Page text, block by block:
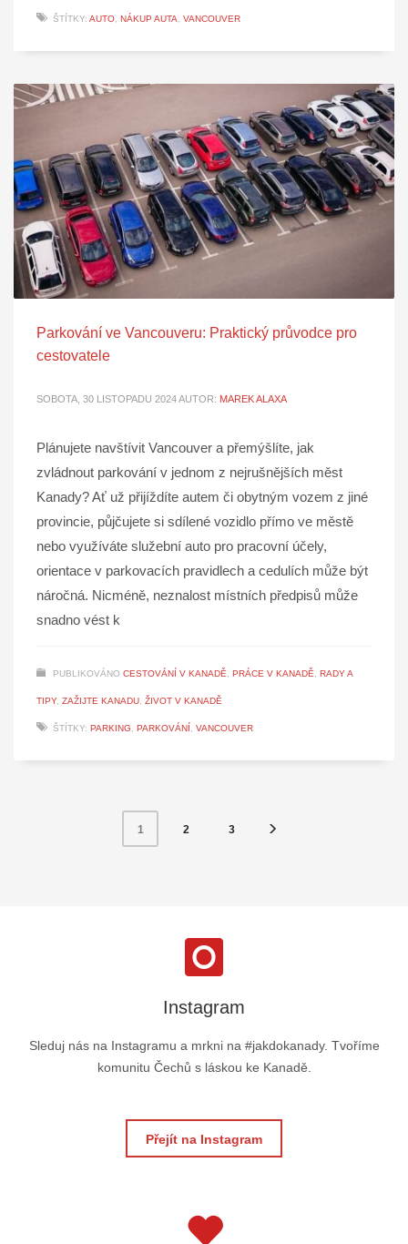
ŠTÍTKY: AUTO, NÁKUP AUTA, VANCOUVER
Parkování ve Vancouveru: Praktický průvodce pro
cestovatele
SOBOTA, 30 LISTOPADU 2024AUTOR: MAREK ALAXA
Plánujete navštívit Vancouver a přemýšlíte, jak
zvládnout parkování v jednom z nejrušnějších měst
Kanady? Ať už přijíždíte autem či obytným vozem z jiné
provincie, půjčujete si sdílené vozidlo přímo ve městě
nebo využíváte služební auto pro pracovní účely,
orientace v parkovacích pravidlech a cedulích může být
náročná. Nicméně, neznalost místních předpisů může
snadno vést k
PUBLIKOVÁNO CESTOVÁNÍ V KANADĚ, PRÁCE V KANADĚ, RADY A
TIPY, ZAŽIJTE KANADU, ŽIVOT V KANADĚ
ŠTÍTKY: PARKING, PARKOVÁNÍ , VANCOUVER
1 2 3
Instagram
Sleduj nás na Instagramu a mrkni na #jakdokanady. Tvoříme
komunitu Čechů s láskou ke Kanadě.
Přejít na Instagram